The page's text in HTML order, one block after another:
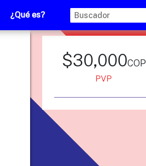
¿Qué es?
$30,000cop
PVP